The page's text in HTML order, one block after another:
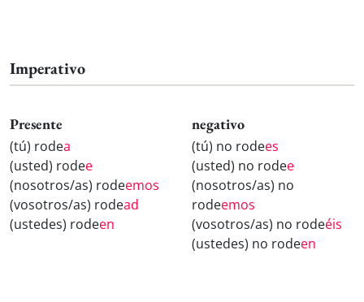
Imperativo
Presente
(tú) rodea
(usted) rodee
(nosotros/as) rodeemos
(vosotros/as) rodead
(ustedes) rodeen
negativo
(tú) no rodees
(usted) no rodee
(nosotros/as) no
rodeemos
(vosotros/as) no rodeéis
(ustedes) no rodeen